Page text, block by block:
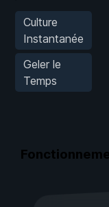
Culture
Instantanée
Geler le
Temps